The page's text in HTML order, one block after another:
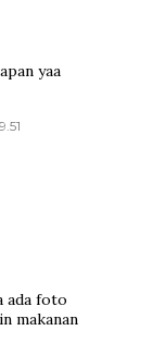
yaa
ada foto
makanan